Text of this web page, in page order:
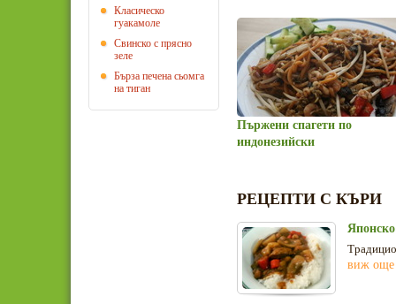
Класическо
гуакамоле
Свинско с прясно
зеле
Бърза печена сьомга
на тиган
Пържени спагети по
индонезийски
РЕЦЕПТИ С КЪРИ
виж още